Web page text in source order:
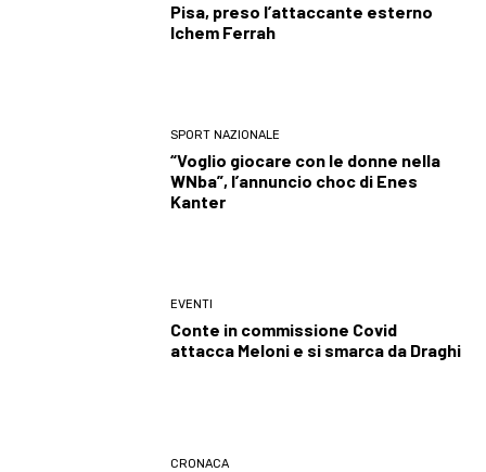
Pisa, preso l’attaccante esterno
Ichem Ferrah
SPORT NAZIONALE
“Voglio giocare con le donne nella
WNba”, l’annuncio choc di Enes
Kanter
EVENTI
Conte in commissione Covid
attacca Meloni e si smarca da Draghi
CRONACA